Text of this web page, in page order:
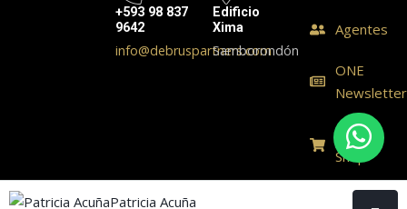
Patricia Acuña
+593 98 837
9642
info@debruspartners.com
Edificio
Xima
Samborondón
Agentes
ONE
Newsletter
ONE
Shop
© Realty One Group Ecuador - All rights reserved